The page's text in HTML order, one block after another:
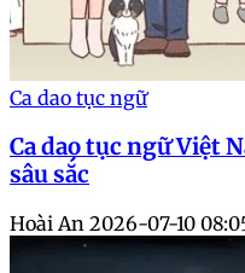
Ca dao tục ngữ
Ca dao tục ngữ Việt
sâu sắc
Hoài An 2026-07-10